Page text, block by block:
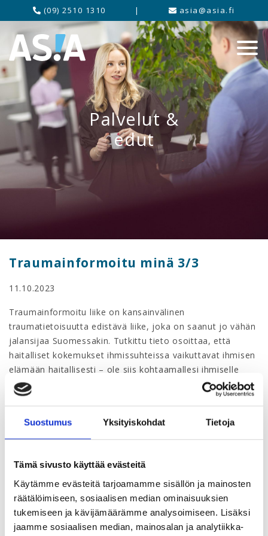
Suostumus Yksityiskohdat Tietoja
Tämä sivusto käyttää evästeitä
Käytämme evästeitä tarjoamamme sisällön ja mainosten
räätälöimiseen, sosiaalisen median ominaisuuksien
tukemiseen ja kävijämäärämme analysoimiseen. Lisäksi
jaamme sosiaalisen median, mainosalan ja analytiikka-
(09) 2510 1310 | asia@asia.fi
Palvelut &
edut
Traumainformoitu minä 3/3
11.10.2023
Traumainformoitu liike on kansainvälinen
traumatietoisuutta edistävä liike, joka on saanut jo vähän
jalansijaa Suomessakin. Tutkittu tieto osoittaa, että
haitalliset kokemukset ihmissuhteissa vaikuttavat ihmisen
elämään haitallisesti – ole siis kohtaamallesi ihmiselle
hyvä kokemus. Traumainformoitu orientaatio tai
osaaminen ei tarkoita koskaan traumojen hoitamista tai
Tämä webinaari sopii sinulle, jos haluat:
saada vinkkejä, miten toimia turvallisesti /
vuorovaikutustilanteessa?
oppia tunnistamaan haitallisen stressin merkkejä
tietoa autonomisen hermoston toiminnasta, keinoja